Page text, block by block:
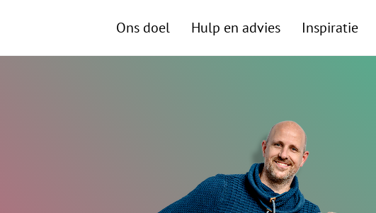
Ons doel Hulp en advies Inspiratie